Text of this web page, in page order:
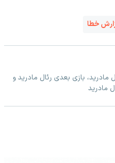
خطا
مادرید، بازی بعدی رئال مادرید و
مادرید